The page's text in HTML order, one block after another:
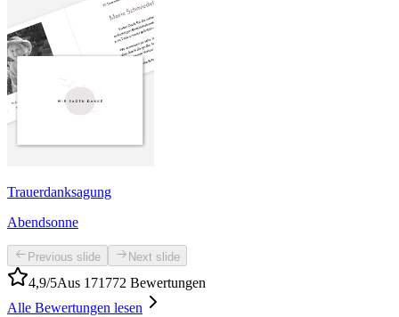
Trauerdanksagung
Abendsonne
Previous slide Next slide
4,9/5Aus 171772 Bewertungen
Alle Bewertungen lesen